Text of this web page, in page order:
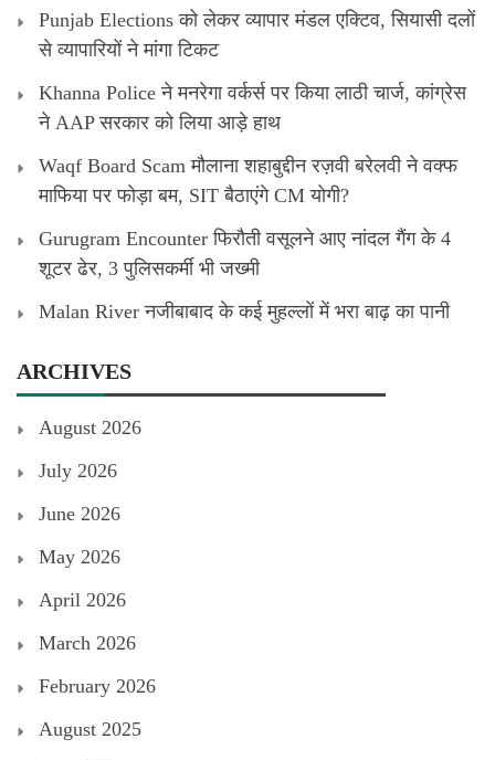
Punjab Elections को लेकर व्यापार मंडल एक्टिव, सियासी दलों
से व्यापारियों ने मांगा टिकट
Khanna Police ने मनरेगा वर्कर्स पर किया लाठी चार्ज, कांग्रेस
ने AAP सरकार को लिया आड़े हाथ
Waqf Board Scam मौलाना शहाबुद्दीन रज़वी बरेलवी ने वक्फ
माफिया पर फोड़ा बम, SIT बैठाएंगे CM योगी?
Gurugram Encounter फिरौती वसूलने आए नांदल गैंग के 4
शूटर ढेर, 3 पुलिसकर्मी भी जख्मी
Malan River नजीबाबाद के कई मुहल्लों में भरा बाढ़ का पानी
ARCHIVES
August 2026
July 2026
June 2026
May 2026
April 2026
March 2026
February 2026
August 2025